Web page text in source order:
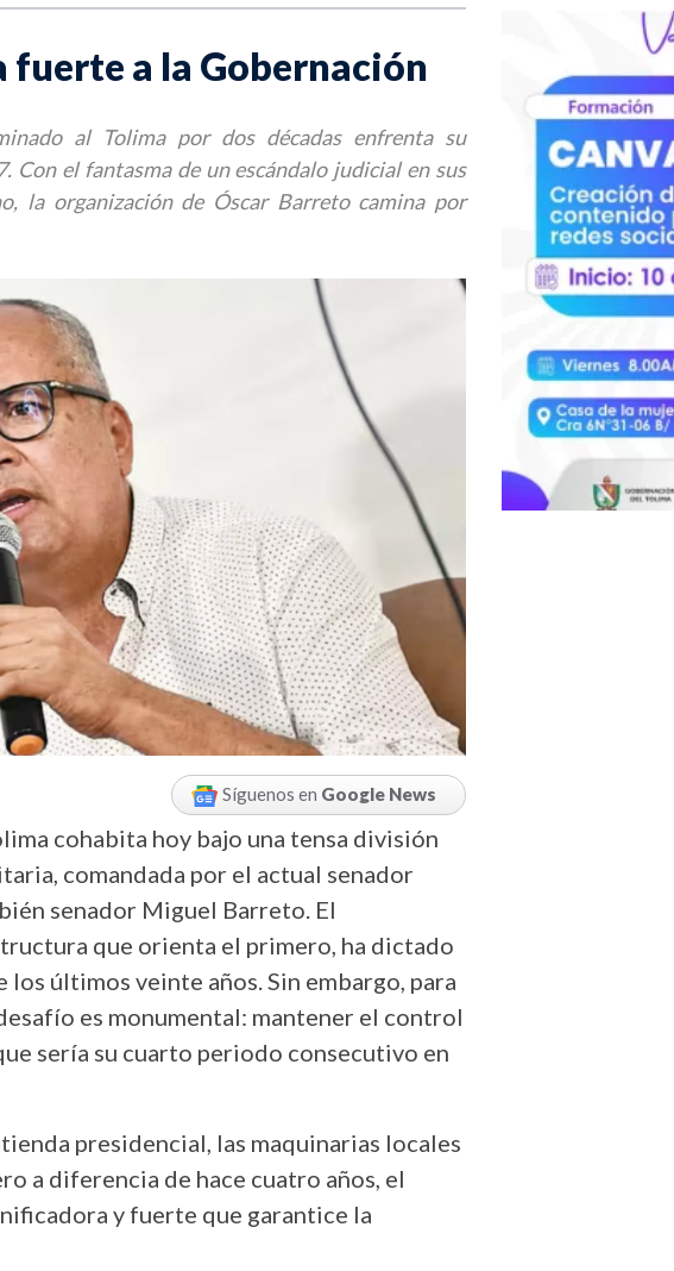
fuerte a la Gobernación
al Tolima por dos décadas enfrenta su
Con el fantasma de un escándalo judicial en sus
la organización de Óscar Barreto camina por
Síguenos en Google News
cohabita hoy bajo una tensa división
comandada por el actual senador
senador Miguel Barreto. El
que orienta el primero, ha dictado
últimos veinte años. Sin embargo, para
es monumental: mantener el control
sería su cuarto periodo consecutivo en
presidencial, las maquinarias locales
a diferencia de hace cuatro años, el
y fuerte que garantice la